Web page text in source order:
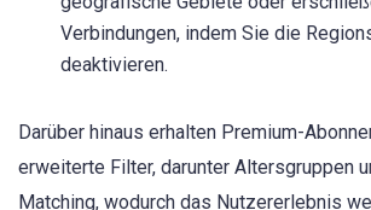
Verbindungen, indem Sie die
deaktivieren.
Darüber hinaus erhalten Premium-
erweiterte Filter, darunter Altersgruppen
Matching, wodurch das Nutzererlebnis